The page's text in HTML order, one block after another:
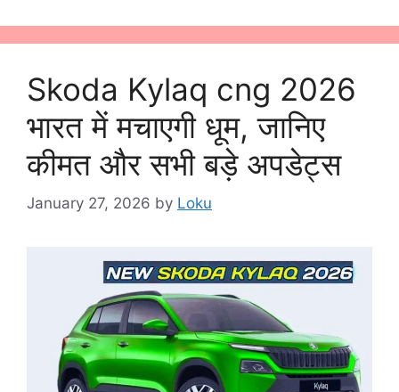
Skoda Kylaq cng 2026
भारत में मचाएगी धूम, जानिए
कीमत और सभी बड़े अपडेट्स
January 27, 2026 by Loku